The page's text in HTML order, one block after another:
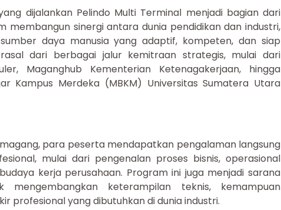
dijalankan Pelindo Multi Terminal menjadi bagian dari
membangun sinergi antara dunia pendidikan dan industri,
daya manusia yang adaptif, kompeten, dan siap
dari berbagai jalur kemitraan strategis, mulai dari
Maganghub Kementerian Ketenagakerjaan, hingga
Kampus Merdeka (MBKM) Universitas Sumatera Utara
para peserta mendapatkan pengalaman langsung
mulai dari pengenalan proses bisnis, operasional
kerja perusahaan. Program ini juga menjadi sarana
mengembangkan keterampilan teknis, kemampuan
profesional yang dibutuhkan di dunia industri.